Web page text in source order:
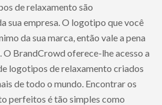
de relaxamento são
sua empresa. O logotipo que você
da sua marca, então vale a pena
BrandCrowd oferece-lhe acesso a
logotipos de relaxamento criados
de todo o mundo. Encontrar os
perfeitos é tão simples como